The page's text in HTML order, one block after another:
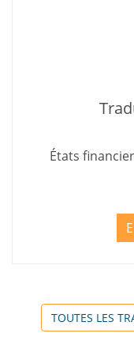
États
TOUTES LES